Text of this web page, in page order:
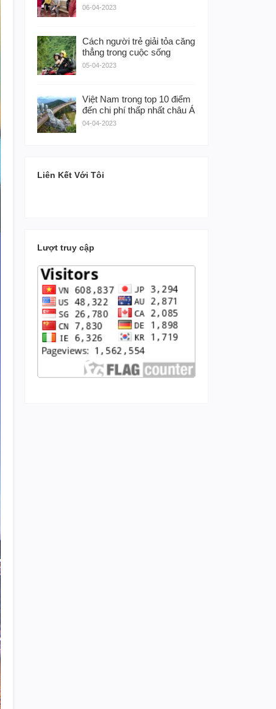
06-04-2023
Cách người trẻ giải tỏa căng
thẳng trong cuộc sống
05-04-2023
Việt Nam trong top 10 điểm
đến chi phí thấp nhất châu Á
04-04-2023
Liên Kết Với Tôi
Lượt truy cập